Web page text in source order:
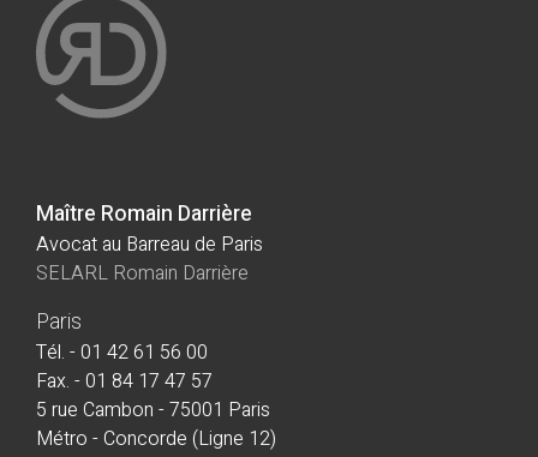
Maître Romain Darrière
Avocat au Barreau de Paris
SELARL Romain Darrière
Paris
Tél. - 01 42 61 56 00
Fax. - 01 84 17 47 57
5 rue Cambon - 75001 Paris
Métro - Concorde (Ligne 12)